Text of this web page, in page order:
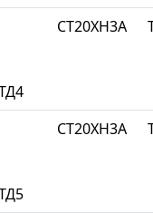
СТ20ХН3А
СТ20ХН3А